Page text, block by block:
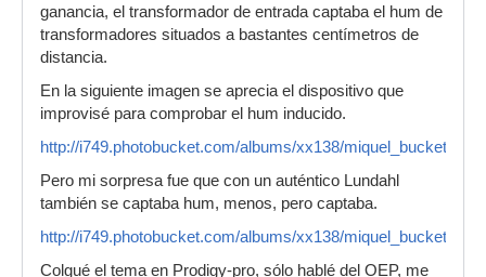
ganancia, el transformador de entrada captaba el hum de
transformadores situados a bastantes centímetros de
distancia.
En la siguiente imagen se aprecia el dispositivo que
improvisé para comprobar el hum inducido.
http://i749.photobucket.com/albums/xx138/miquel_bucket/
Pero mi sorpresa fue que con un auténtico Lundahl
también se captaba hum, menos, pero captaba.
http://i749.photobucket.com/albums/xx138/miquel_bucket/
Colgué el tema en Prodigy-pro, sólo hablé del OEP, me